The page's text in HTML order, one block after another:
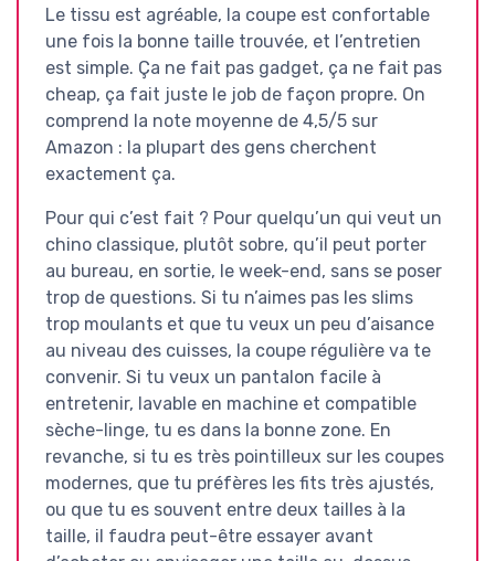
Le tissu est agréable, la coupe est confortable
une fois la bonne taille trouvée, et l’entretien
est simple. Ça ne fait pas gadget, ça ne fait pas
cheap, ça fait juste le job de façon propre. On
comprend la note moyenne de 4,5/5 sur
Amazon : la plupart des gens cherchent
exactement ça.
Pour qui c’est fait ? Pour quelqu’un qui veut un
chino classique, plutôt sobre, qu’il peut porter
au bureau, en sortie, le week-end, sans se poser
trop de questions. Si tu n’aimes pas les slims
trop moulants et que tu veux un peu d’aisance
au niveau des cuisses, la coupe régulière va te
convenir. Si tu veux un pantalon facile à
entretenir, lavable en machine et compatible
sèche-linge, tu es dans la bonne zone. En
revanche, si tu es très pointilleux sur les coupes
modernes, que tu préfères les fits très ajustés,
ou que tu es souvent entre deux tailles à la
taille, il faudra peut-être essayer avant